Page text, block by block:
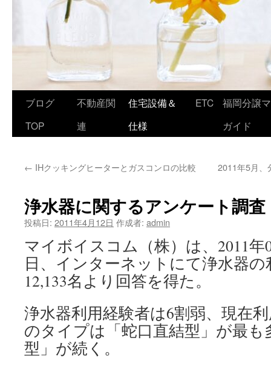
ブログ
TOP
不動産関
連
住宅設備＆
仕様
ETC
福岡分譲
ガイド
← IHクッキングヒーターとガスコンロの比較 2011年5月、
浄水器に関するアンケート調査
投稿日: 2011年4月12日 作成者: admin
マイボイスコム（株）は、2011年
日、インターネットにて浄水器
12,133名より回答を得た。
浄水器利用経験者は6割弱、現在
のタイプは「蛇口直結型」が最も
型」が続く。